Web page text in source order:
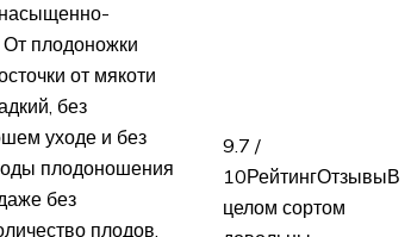
плодоножки
от мякоти
без
уходе и без
плодоношения
без
плодов.
9.7 /
10РейтингОтзывыВ
целом сортом